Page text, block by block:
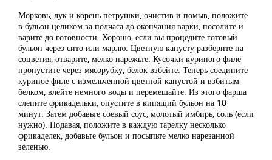
Морковь, лук и корень петрушки, очистив и помыв, положите
в бульон целиком за полчаса до окончания варки, посолите и
варите до готовности. Хорошо, если вы процедите готовый
бульон через сито или марлю. Цветную капусту разберите на
соцветия, отварите, мелко нарежьте. Кусочки куриного филе
пропустите через мясорубку, белок взбейте. Теперь соедините
куриное филе с измельченной цветной капустой и взбитым
белком, влейте немного воды и перемешайте. Из этого фарша
слепите фрикадельки, опустите в кипящий бульон на 10
минут. Затем добавьте соевый соус, молотый имбирь, соль (если
нужно). Подавая, положите в каждую тарелку несколько
фрикаделек, добавьте бульон и посыпьте мелко нарезанной
зеленью.